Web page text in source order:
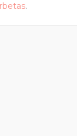
.